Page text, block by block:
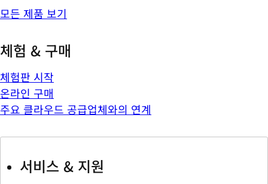
모든 제품 보기
체험 & 구매
체험판 시작
온라인 구매
주요 클라우드 공급업체와의 연계
서비스 & 지원